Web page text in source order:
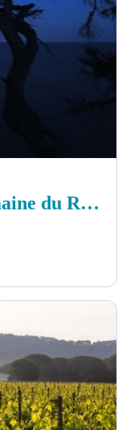
Balade nocturne au Domaine du Rayol